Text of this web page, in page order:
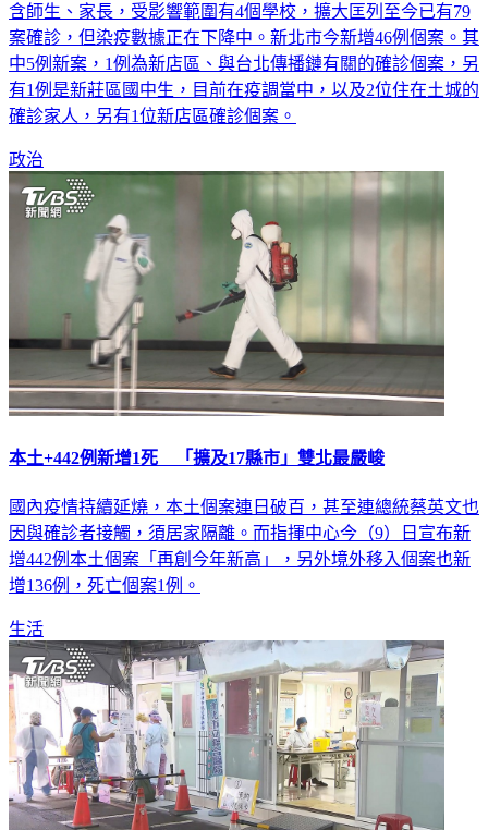
含師生、家長，受影響範圍有4個學校，擴大匡列至今已有79
案確診，但染疫數據正在下降中。新北市今新增46例個案。其
中5例新案，1例為新店區、與台北傳播鏈有關的確診個案，另
有1例是新莊區國中生，目前在疫調當中，以及2位住在土城的
確診家人，另有1位新店區確診個案。
政治
本土+442例新增1死 「擴及17縣市」雙北最嚴峻
國內疫情持續延燒，本土個案連日破百，甚至連總統蔡英文也
因與確診者接觸，須居家隔離。而指揮中心今（9）日宣布新
增442例本土個案「再創今年新高」，另外境外移入個案也新
增136例，死亡個案1例。
生活